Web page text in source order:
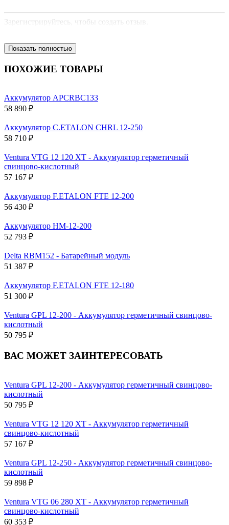
Зарегистрируйтесь, чтобы создать отзыв.
Показать полностью
ПОХОЖИЕ ТОВАРЫ
Аккумулятор APCRBC133
58 890 ₽
Аккумулятор C.ETALON CHRL 12-250
58 710 ₽
Ventura VTG 12 120 XT - Аккумулятор герметичный
свинцово-кислотный
57 167 ₽
Аккумулятор F.ETALON FTE 12-200
56 430 ₽
Аккумулятор HM-12-200
52 793 ₽
Delta RBM152 - Батарейный модуль
51 387 ₽
Аккумулятор F.ETALON FTE 12-180
51 300 ₽
Ventura GPL 12-200 - Аккумулятор герметичный свинцово-
кислотный
50 795 ₽
ВАС МОЖЕТ ЗАИНТЕРЕСОВАТЬ
Ventura GPL 12-200 - Аккумулятор герметичный свинцово-
кислотный
50 795 ₽
Ventura VTG 12 120 XT - Аккумулятор герметичный
свинцово-кислотный
57 167 ₽
Ventura GPL 12-250 - Аккумулятор герметичный свинцово-
кислотный
59 898 ₽
Ventura VTG 06 280 XT - Аккумулятор герметичный
свинцово-кислотный
60 353 ₽